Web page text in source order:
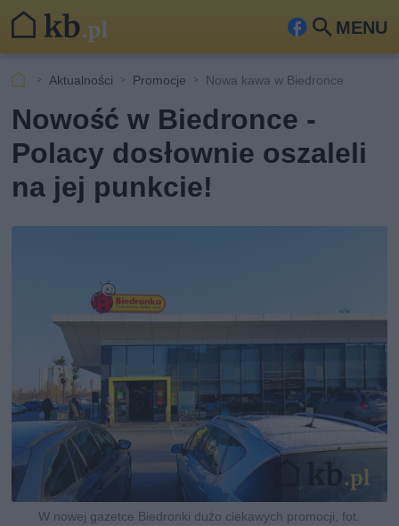
MENU
Fa
ook
Szu
kaj
Aktualności Promocje Nowa kawa w Biedronce
Nowość w Biedronce -
Polacy dosłownie oszaleli
na jej punkcie!
W nowej gazetce Biedronki dużo ciekawych promocji, fot.